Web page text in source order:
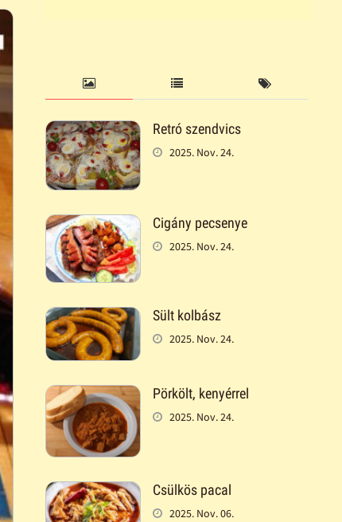
Retró szendvics
2025. Nov. 24.
Cigány pecsenye
2025. Nov. 24.
Sült kolbász
2025. Nov. 24.
Pörkölt, kenyérrel
2025. Nov. 24.
Csülkös pacal
2025. Nov. 06.